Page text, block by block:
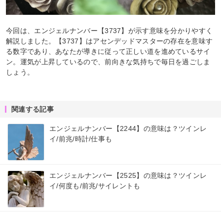
今回は、エンジェルナンバー【3737】が示す意味を分かりやすく
解説しました。【3737】はアセンデッドマスターの存在を意味す
る数字であり、あなたが導きに従って正しい道を進めているサイ
ン。運気が上昇しているので、前向きな気持ちで毎日を過ごしま
しょう。
関連する記事
エンジェルナンバー【2244】の意味は？ツインレ
イ/前兆/時計/仕事も
エンジェルナンバー【2525】の意味は？ツインレ
イ/何度も/前兆/サイレントも